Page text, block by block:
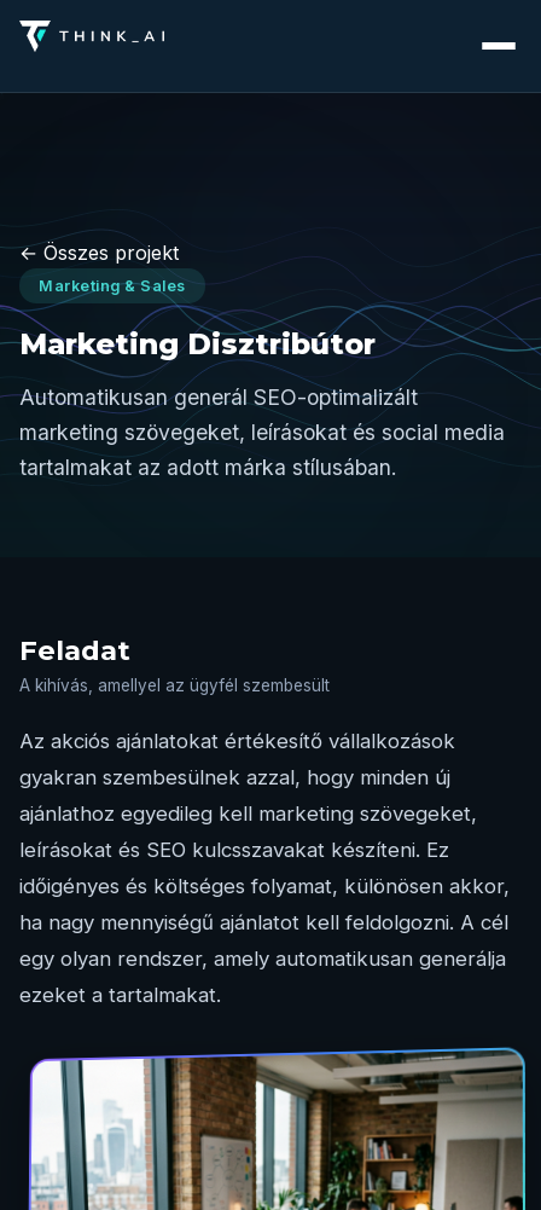
← Összes projekt
Marketing & Sales
Marketing Disztribútor
Automatikusan generál SEO-optimalizált
marketing szövegeket, leírásokat és social media
tartalmakat az adott márka stílusában.
Feladat
A kihívás, amellyel az ügyfél szembesült
Az akciós ajánlatokat értékesítő vállalkozások
gyakran szembesülnek azzal, hogy minden új
ajánlathoz egyedileg kell marketing szövegeket,
leírásokat és SEO kulcsszavakat készíteni. Ez
időigényes és költséges folyamat, különösen akkor,
ha nagy mennyiségű ajánlatot kell feldolgozni. A cél
egy olyan rendszer, amely automatikusan generálja
ezeket a tartalmakat.